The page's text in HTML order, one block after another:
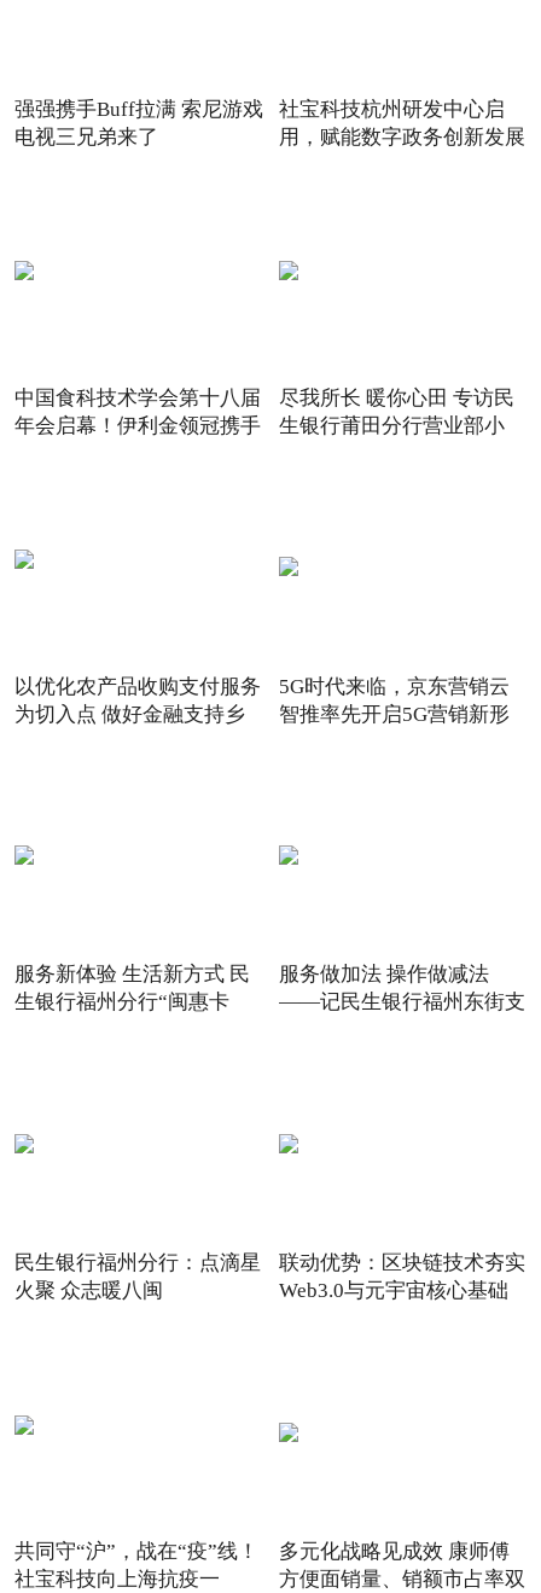
强强携手Buff拉满 索尼游戏
电视三兄弟来了
社宝科技杭州研发中心启
用，赋能数字政务创新发展
中国食科技术学会第十八届
年会启幕！伊利金领冠携手
尽我所长 暖你心田 专访民
生银行莆田分行营业部小
以优化农产品收购支付服务
为切入点 做好金融支持乡
5G时代来临，京东营销云
智推率先开启5G营销新形
服务新体验 生活新方式 民
生银行福州分行“闽惠卡
服务做加法 操作做减法
——记民生银行福州东街支
民生银行福州分行：点滴星
火聚 众志暖八闽
联动优势：区块链技术夯实
Web3.0与元宇宙核心基础
共同守“沪”，战在“疫”线！
社宝科技向上海抗疫一
多元化战略见成效 康师傅
方便面销量、销额市占率双